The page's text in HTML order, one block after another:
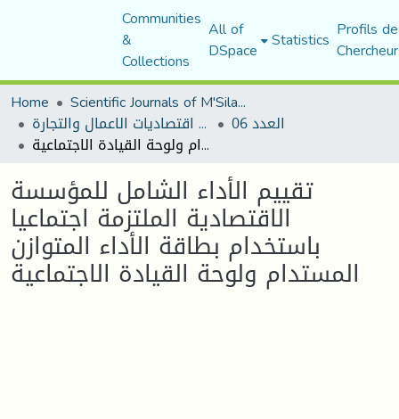
Communities
&
Collections
All of
DSpace Statistics Profils
Home
Scientific Journals of M'Sila University
مجلة اقتصاديات الاعمال والتجارة العدد 06
تقييم الأداء الشامل للمؤسسة الاقتصادية الملتزمة اجتماعيا باستخدام بطاقة الأداء المتوازن المستدام ولوحة القيادة الاجتماعية
تقييم الأداء الشامل للمؤسسة
الاقتصادية الملتزمة اجتماعيا
باستخدام بطاقة الأداء المتوازن
المستدام ولوحة القيادة الاجتماعية